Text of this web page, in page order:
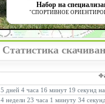
Набор на
"СПОРТИВНОЕ
Статистика
5 дней 4 часа 16 минут 19 секунд
4 недели 23 часа 1 минуту 34